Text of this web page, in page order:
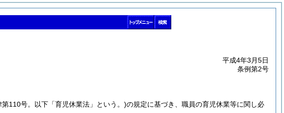
平成4年3月5日
条例第2号
110号。以下「育児休業法」という。)の規定に基づき、職員の育児休業等に関し必